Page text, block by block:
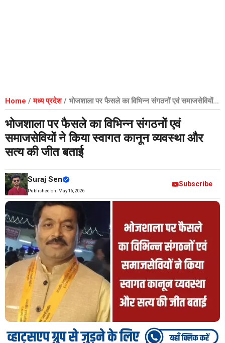
Home /मध्य प्रदेश/ भोजशाला पर फैसले का विभिन्न संगठनों एवं समाजसेवियों ने
किया स्वागत कानून व्यवस्था और सत्य की जीत बताई
भोजशाला पर फैसले का विभिन्न संगठनों एवं
समाजसेवियों ने किया स्वागत कानून व्यवस्था और
सत्य की जीत बताई
Suraj Sen
Published on: May 16, 2026
Subscribe